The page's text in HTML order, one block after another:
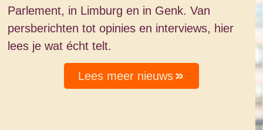
Parlement, in Limburg en in Genk. Van
persberichten tot opinies en interviews, hier
lees je wat écht telt.
Lees meer nieuws